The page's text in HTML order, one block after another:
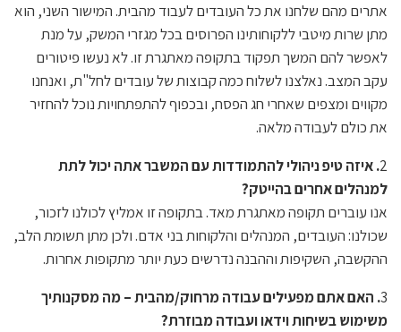
אתרים מהם שלחנו את כל העובדים לעבוד מהבית. המישור השני, הוא
מתן שרות מיטבי ללקוחותינו הפרוסים בכל מגזרי המשק, על מנת
לאפשר להם המשך תפקוד בתקופה מאתגרת זו. לא נעשו פיטורים
עקב המצב. נאלצנו לשלוח כמה קבוצות של עובדים לחל"ת, ואנחנו
מקווים ומצפים שאחרי חג הפסח, ובכפוף להתפתחויות נוכל להחזיר
את כולם לעבודה מלאה.
2. איזה טיפ ניהולי להתמודדות עם המשבר אתה יכול לתת
למנהלים אחרים בהייטק?
אנו עוברים תקופה מאתגרת מאד. בתקופה זו אמליץ לכולנו לזכור,
שכולנו: העובדים, המנהלים והלקוחות בני אדם. ולכן מתן תשומת הלב,
ההקשבה, השקיפות וההבנה נדרשים כעת יותר מתקופות אחרות.
3. האם אתם מפעילים עבודה מרחוק/מהבית – מה מסקנותיך
משימוש בשיחות וידאו ועבודה מבוזרת?